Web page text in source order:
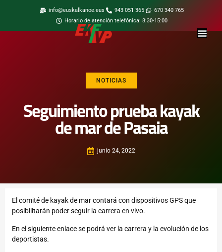
info@euskalkanoe.eus 943 051 365
670 340 765
Horario de atención telefónica: 8:30-15:00
NOTICIAS
Seguimiento prueba kayak
de mar de Pasaia
junio 24, 2022
El comité de kayak de mar contará con dispositivos GPS que
posibilitarán poder seguir la carrera en vivo.
En el siguiente enlace se podrá ver la carrera y la evolución de los
deportistas.